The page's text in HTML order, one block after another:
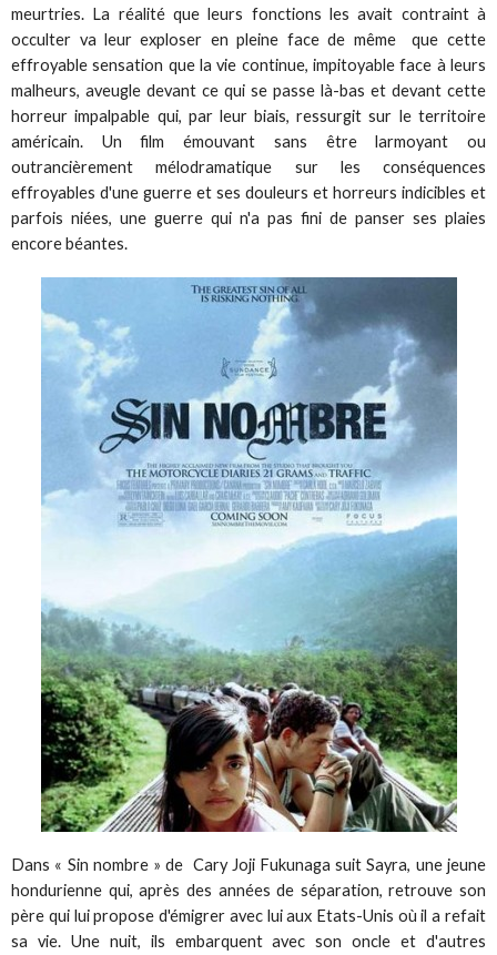
meurtries. La réalité que leurs fonctions les avait contraint à
occulter va leur exploser en pleine face de même que cette
effroyable sensation que la vie continue, impitoyable face à leurs
malheurs, aveugle devant ce qui se passe là-bas et devant cette
horreur impalpable qui, par leur biais, ressurgit sur le territoire
américain. Un film émouvant sans être larmoyant ou
outrancièrement mélodramatique sur les conséquences
effroyables d'une guerre et ses douleurs et horreurs indicibles et
parfois niées, une guerre qui n'a pas fini de panser ses plaies
encore béantes.
Dans « Sin nombre » de Cary Joji Fukunaga suit Sayra, une jeune
hondurienne qui, après des années de séparation, retrouve son
père qui lui propose d'émigrer avec lui aux Etats-Unis où il a refait
sa vie. Une nuit, ils embarquent avec son oncle et d'autres